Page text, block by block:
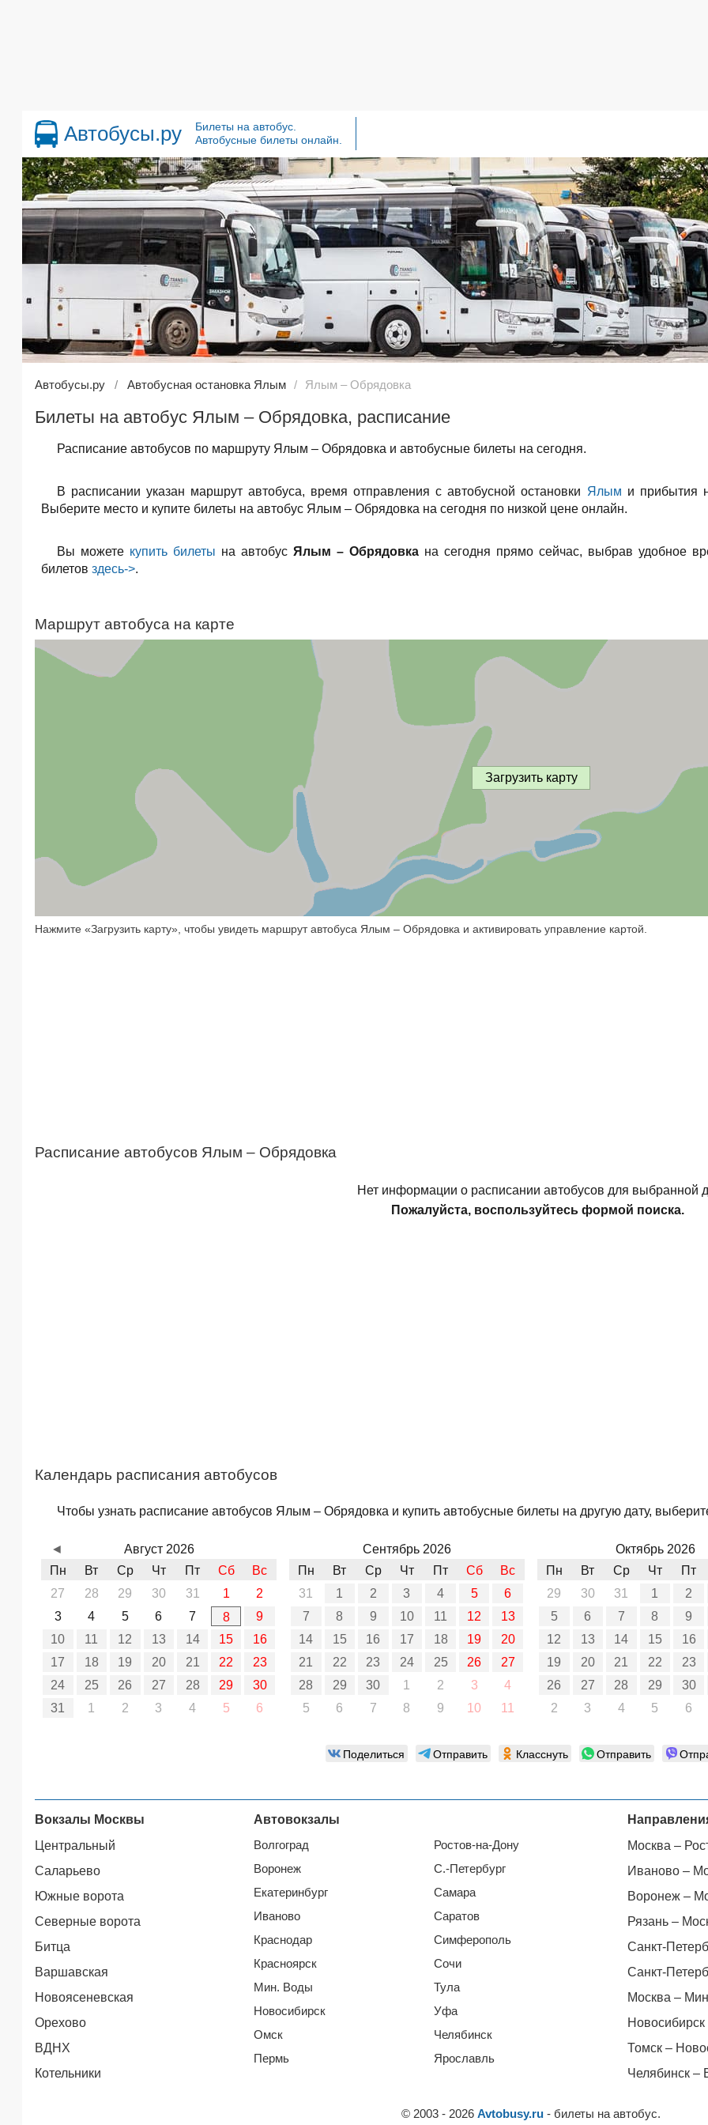
Автобусы.ру
Билеты на автобус.
Автобусные билеты онлайн.
Автобусы.ру Автобусная остановка Ялым Ялым – Обрядовка
Билеты на автобус Ялым – Обрядовка, расписание
Расписание автобусов по маршруту Ялым – Обрядовка и автобусные билеты на сегодня.
В расписании указан маршрут автобуса, время отправления с автобусной остановки Ялым и прибытия
Выберите место и купите билеты на автобус Ялым – Обрядовка на сегодня по низкой цене онлайн.
Вы можете купить билеты на автобус Ялым – Обрядовка на сегодня прямо сейчас, выбрав удобное
билетов здесь->.
Маршрут автобуса на карте
Загрузить карту
Нажмите «Загрузить карту», чтобы увидеть маршрут автобуса Ялым – Обрядовка и активировать управление картой.
Расписание автобусов Ялым – Обрядовка
Нет информации о расписании автобусов для выбранной
Пожалуйста, воспользуйтесь формой поиска.
Календарь расписания автобусов
Чтобы узнать расписание автобусов Ялым – Обрядовка и купить автобусные билеты на другую дату,
Август 2026
Пн
Вт Ср Чт Пт Сб
Вс
27
28 29 30 31 1
2
3
4 5 6 7 8
9
10
11 12 13 14 15
16
17
18 19 20 21 22
23
24
25 26 27 28 29
30
31
1 2 3 4 5 6
Сентябрь 2026
Пн
Вт Ср Чт Пт Сб
Вс
31
1 2 3 4 5
6
7
8 9 10 11 12
13
14
15 16 17 18 19
20
21
22 23 24 25 26
27
28
29 30 1 2 3
4
5
6 7 8 9 10 11
Октябрь 2026
Пн
Вт Ср Чт
Пт
29
30 31 1
2
5
6 7 8
9
12
13 14 15
16
19
20 21 22
23
26
27 28 29
30
2
3 4 5 6
◄
Поделиться Отправить Класснуть Отправить
Вокзалы Москвы
Центральный
Саларьево
Южные ворота
Северные ворота
Битца
Варшавская
Новоясеневская
Орехово
ВДНХ
Котельники
Автовокзалы
Волгоград
Воронеж
Екатеринбург
Иваново
Краснодар
Красноярск
Мин. Воды
Новосибирск
Омск
Пермь
Ростов-на-Дону
С.-Петербург
Самара
Саратов
Симферополь
Сочи
Тула
Уфа
Челябинск
Ярославль
Москва –
Иваново –
Воронеж –
Рязань –
Санкт-
Санкт-
Москва –
Томск –
Челябинск –
© 2003 - 2026 Avtobusy.ru - билеты на автобус.